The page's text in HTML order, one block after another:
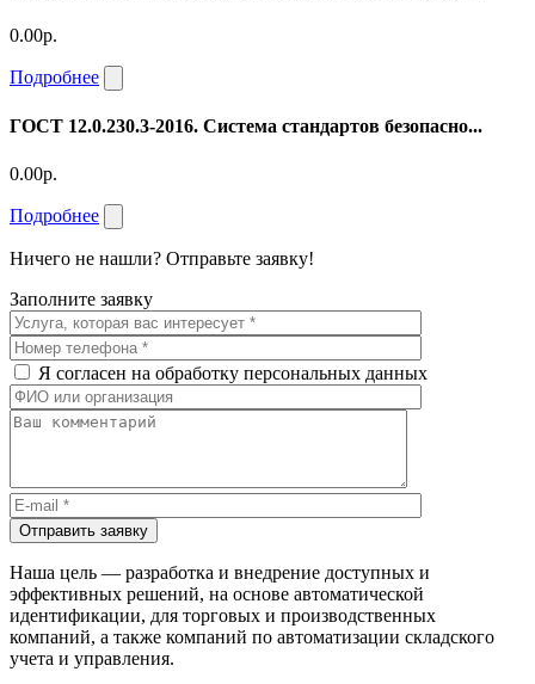
0.00р.
Подробнее
ГОСТ 12.0.230.3-2016. Система стандартов безопасно...
0.00р.
Подробнее
Ничего не нашли? Отправьте заявку!
Заполните заявку
Я согласен на обработку персональных данных
Отправить заявку
Наша цель — разработка и внедрение доступных и
эффективных решений, на основе автоматической
идентификации, для торговых и производственных
компаний, а также компаний по автоматизации складского
учета и управления.